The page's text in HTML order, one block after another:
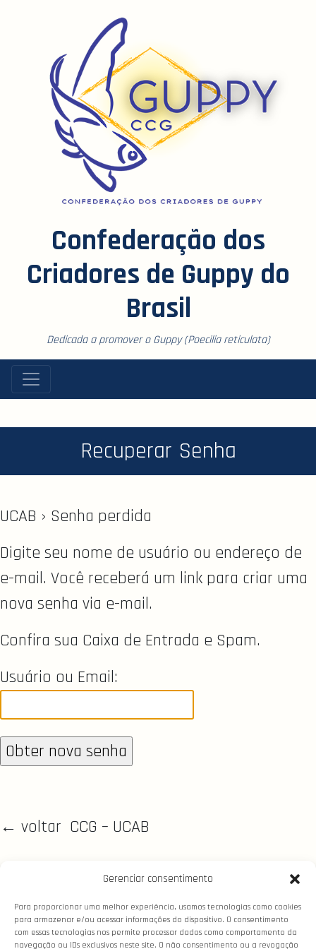
Gerenciar consentimento
Para proporcionar uma melhor experiência, usamos tecnologias como cookies
para armazenar e/ou acessar informações do dispositivo. O consentimento
com essas tecnologias nos permite processar dados como comportamento da
navegação ou IDs exclusivos neste site. O não consentimento ou a revogação
Confederação dos
Criadores de Guppy do
Brasil
Dedicada a promover o Guppy (Poecilia reticulata)
Recuperar Senha
UCAB › Senha perdida
Digite seu nome de usuário ou endereço de
e-mail. Você receberá um link para criar uma
nova senha via e-mail.
Confira sua Caixa de Entrada e Spam.
Usuário ou Email:
← voltar CCG – UCAB